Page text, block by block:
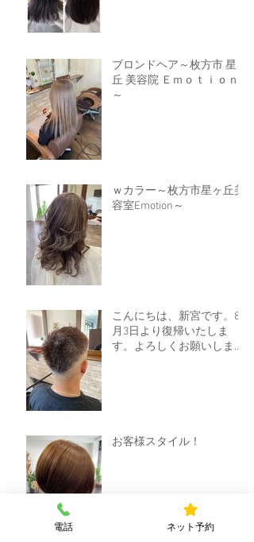
ブロンドヘア～枚方市 星ヶ
丘 美容院 Ｅｍｏｔｉｏｎ
～
ｗカラー～枚方市星ヶ丘美
容室Emotion～
こんにちは、新宮です。8
月3日より復帰いたしま
す。よろしくお願いしま
お客様スタイル！
電話 ネット予約